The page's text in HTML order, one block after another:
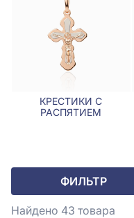
КРЕСТИКИ С
РАСПЯТИЕМ
ФИЛЬТР
Найдено 43 товара